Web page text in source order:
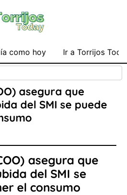
como hoy Ir a Torrijos
asegura que
del SMI se puede
asegura que
del SMI se
el consumo